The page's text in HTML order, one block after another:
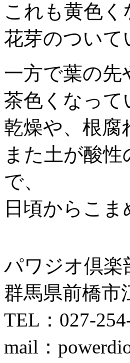
これも黄色
花芽のつい
一方で葉の先
茶色くなって
乾燥や、根腐
また土が酸
で、
日頃からこ
パワジオ倶楽
群馬県前橋市
TEL：027-
mail：